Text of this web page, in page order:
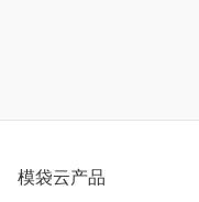
模袋云产品